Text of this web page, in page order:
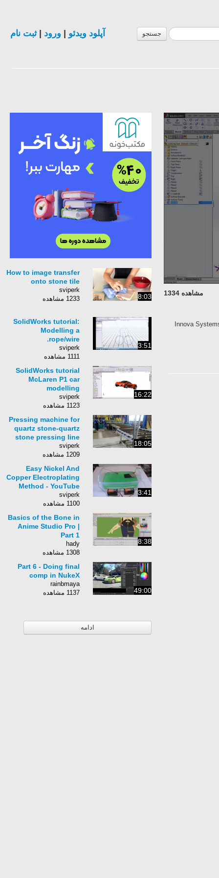
جستجو آپلود ویدئو ورود |ثبت نام
مشاهده 1334
Innova
8:03
How to image transfer
onto stone tile
sviperk
1233 مشاهده
3:51
SolidWorks tutorial:
Modelling a
rope/wire.
sviperk
1111 مشاهده
16:22
SolidWorks tutorial
McLaren P1 car
modelling
sviperk
1123 مشاهده
18:05
Pressing machine for
quartz stone-quartz
stone pressing line
sviperk
1209 مشاهده
3:41
Easy Nickel And
Copper Electroplating
Method - YouTube
sviperk
1100 مشاهده
8:38
Basics of the Bone in
Anime Studio Pro |
Part 1
hady
1308 مشاهده
49:00
Part 6 - Doing final
comp in NukeX
rainbmaya
1137 مشاهده
ادامه